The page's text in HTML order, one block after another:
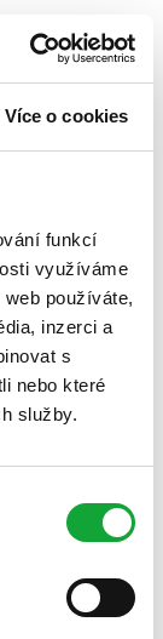
Více o cookies
funkcí
využíváme
používáte,
inzerci a
s
nebo které
služby.